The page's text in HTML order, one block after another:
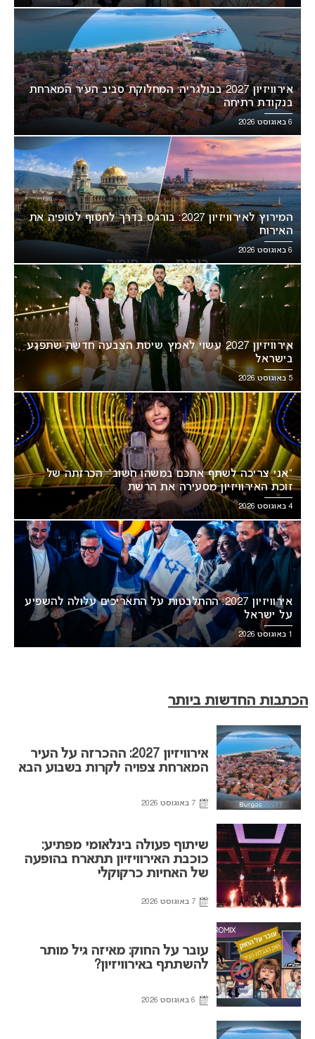
אירוויזיון 2027 בבולגריה: המחלוקת סביב העיר המארחת
בנקודת רתיחה
6 באוגוסט 2026
המירוץ לאירוויזיון 2027: בורגס בדרך לחטוף לסופיה את
האירוח
6 באוגוסט 2026
אירוויזיון 2027 עשוי לאמץ שיטת הצבעה חדשה שתפגע
בישראל
5 באוגוסט 2026
“אני צריכה לשתף אתכם במשהו חשוב”: הכרזתה של
זוכת האירוויזיון מסעירה את הרשת
4 באוגוסט 2026
אירוויזיון 2027: ההתלבטות על התאריכים עלולה להשפיע
על ישראל
1 באוגוסט 2026
הכתבות החדשות ביותר
אירוויזיון 2027: ההכרזה על העיר
המארחת צפויה לקרות בשבוע הבא
7 באוגוסט 2026
שיתוף פעולה בינלאומי מפתיע:
כוכבת האירוויזיון תתארח בהופעה
של האחיות כרקוקלי
7 באוגוסט 2026
עובר על החוק: מאיזה גיל מותר
להשתתף באירוויזיון?
6 באוגוסט 2026